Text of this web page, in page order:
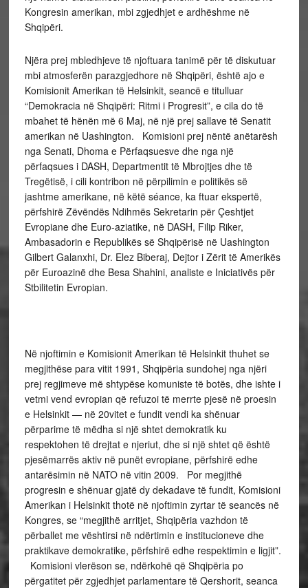
Kongresin amerikan, mbi zgjedhjet e ardhëshme në
Shqipëri.
Njëra prej mbledhjeve të njoftuara tanimë për të diskutuar
mbi atmosferën parazgjedhore në Shqipëri, është ajo e
Komisionit Amerikan të Helsinkit, seancë e titulluar
“Demokracia në Shqipëri: Ritmi i Progresit”, e cila do të
mbahet të hënën më 6 Maj, në një prej sallave të Senatit
amerikan në Uashington. Komisioni prej nëntë anëtarësh
nga Senati, Dhoma e Përfaqsuesve dhe nga një
përfaqsues i DASH, Departmentit të Mbrojtjes dhe të
Tregëtisë, i cili kontribon në përpilimin e politikës së
jashtme amerikane, në këtë séance, ka ftuar ekspertë,
përfshirë Zëvëndës Ndihmës Sekretarin për Çeshtjet
Evropiane dhe Euro-aziatike, në DASH, Filip Riker,
Ambasadorin e Republikës së Shqipërisë në Uashington
Gilbert Galanxhi, Dr. Elez Biberaj, Dejtor i Zërit të Amerikës
për Euroazinë dhe Besa Shahini, analiste e Iniciativës për
Stbilitetin Evropian.
Në njoftimin e Komisionit Amerikan të Helsinkit thuhet se
megjithëse para vitit 1991, Shqipëria sundohej nga njëri
prej regjimeve më shtypëse komuniste të botës, dhe ishte i
vetmi vend evropian që refuzoi të merrte pjesë në proesin
e Helsinkit — në 20vitet e fundit vendi ka shënuar
përparime të mëdha si një shtet demokratik ku
respektohen të drejtat e njeriut, dhe si një shtet që është
pjesëmarrës aktiv në punët evropiane, përfshirë edhe
antarësimin në NATO në vitin 2009. Por megjithë
progresin e shënuar gjatë dy dekadave të fundit, Komisioni
Amerikan i Helsinkit thotë në njoftimin zyrtar të seancës në
Kongres, se “megjithë arritjet, Shqipëria vazhdon të
përballet me vështirsi në ndërtimin e institucioneve dhe
praktikave demokratike, përfshirë edhe respektimin e ligjit”.
Komisioni vlerëson se, ndërkohë që Shqipëria po
përgatitet për zgjedhjet parlamentare të Qershorit, seanca